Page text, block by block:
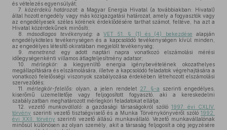
és vételezés egyensúlyát;
7.
közérdekű határozat: a Magyar Energia Hivatal (a továbbiakban: Hivatal)
által hozott engedély vagy más közigazgatási határozat, amely a fogyasztók vagy
az engedélyesek széles körének érdeklődésére tarthat számot, feltéve, ha azt a
Hivatal közérdekűnek minősíti;
8.
másodlagos tevékenység:aVET 51. § (1) és (4) bekezdése alapján
engedélyköteles tevékenységen és a kapcsolódó tevékenységen kívül minden,
az engedélyes létesítő okiratában megjelölt tevékenység;
9.
menetrend: egy adott naptári napra vonatkozó elszámolási mérési
időegységenkénti villamos átlagteljesítmény adatsor;
10.
mérlegkör:a kiegyenlítő energia igénybevételének okozathelyes
megállapítására és elszámolására, illetve a kapcsolódó feladatok végrehajtására a
vonatkozó felelősségi viszonyok szabályozása érdekében létrehozott elszámolási
szerveződés;
11.
mérlegkör-felelős: olyan, a jelen rendelet 27. §-a szerinti engedélyes,
kiserőmű üzemeltetője vagy feljogosított fogyasztó, aki a kereskedelmi
szabályzatban meghatározott mérlegköri feladatokat ellátja;
12.
vezető munkavállaló: a gazdasági társaságokról szóló 1997. évi CXLIV.
törvény szerinti vezető tisztségviselő és a Munka Törvénykönyvéről szóló 1992.
évi XXII. törvény szerinti vezető állású munkavállaló. Vezető munkavállalónak
minősül különösen az olyan személy, akit a társaság feljogosít a cég jegyzésére